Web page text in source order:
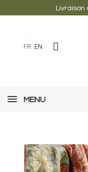
Livraison
FR EN
MENU